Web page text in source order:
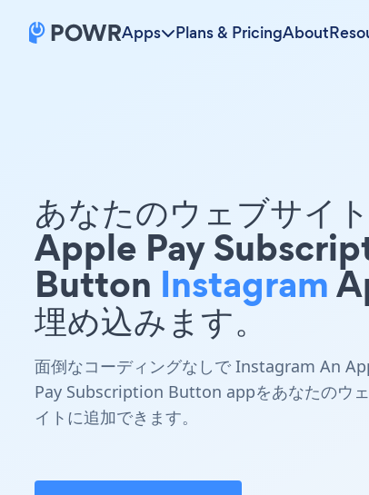
Apps Plans & PricingAbout
あなたのウェブサイ
Apple Pay
Button Instagram
埋め込みます。
面倒なコーディングなしで Instagram An
Pay Subscription Button appをあなたのウ
イトに追加できます。